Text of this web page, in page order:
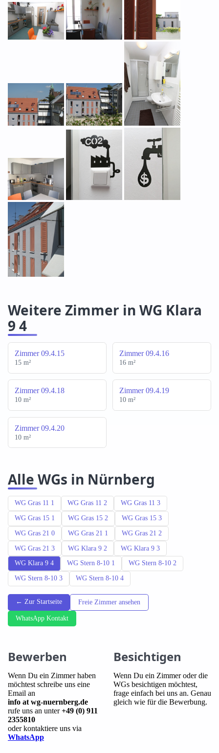
Weitere Zimmer in WG Klara
9 4
Zimmer 09.4.15
15 m²
Zimmer 09.4.16
16 m²
Zimmer 09.4.18
10 m²
Zimmer 09.4.19
10 m²
Zimmer 09.4.20
10 m²
Alle WGs in Nürnberg
WG Gras 11 1 WG Gras 11 2 WG Gras 11 3
WG Gras 15 1 WG Gras 15 2 WG Gras 15 3
WG Gras 21 0 WG Gras 21 1 WG Gras 21 2
WG Gras 21 3 WG Klara 9 2 WG Klara 9 3
WG Klara 9 4 WG Stern 8-10 1 WG Stern 8-10 2
WG Stern 8-10 3 WG Stern 8-10 4
← Zur Startseite Freie Zimmer ansehen
WhatsApp Kontakt
Bewerben
Wenn Du ein Zimmer haben
möchtest schreibe uns eine
Email an
info at wg-nuernberg.de
rufe uns an unter+49 (0) 911
2355810
oder kontaktiere uns via
WhatsApp
Besichtigen
Wenn Du ein Zimmer oder die
WGs besichtigen möchtest,
frage einfach bei uns an. Genau
gleich wie für die Bewerbung.